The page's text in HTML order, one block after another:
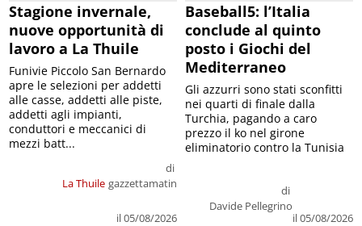
Stagione invernale,
nuove opportunità di
lavoro a La Thuile
La Thuile
di
gazzettamatin
il 05/08/2026
Funivie Piccolo San Bernardo
apre le selezioni per addetti
alle casse, addetti alle piste,
addetti agli impianti,
conduttori e meccanici di
mezzi batt...
Baseball5: l’Italia
conclude al quinto
posto i Giochi del
Mediterraneo
di
Davide Pellegrino
il 05/08/2026
Gli azzurri sono stati sconfitti
nei quarti di finale dalla
Turchia, pagando a caro
prezzo il ko nel girone
eliminatorio contro la Tunisia